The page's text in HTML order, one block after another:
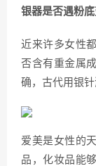
银器是否遇粉
近来许多女性
否含有重金属
确，古代用银针
爱美是女性的
品，化妆品能